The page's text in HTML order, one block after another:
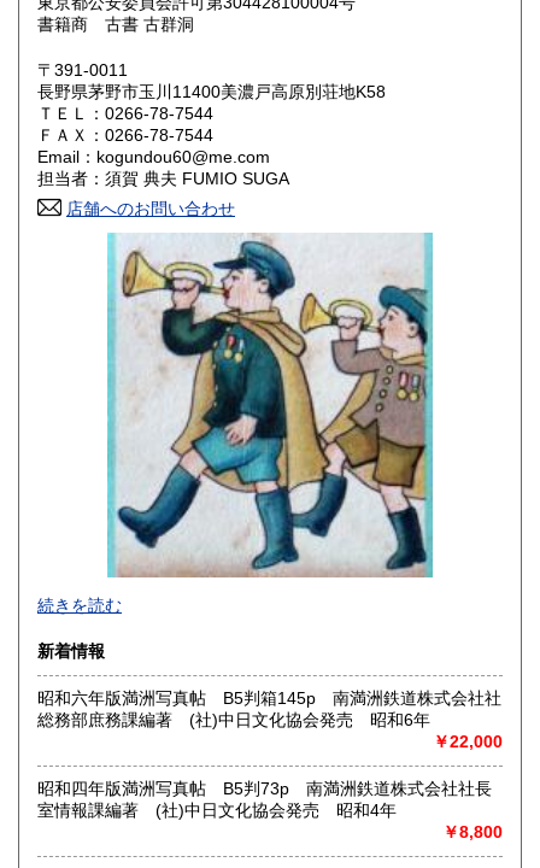
鳥取県
岡山県 430円 広島県
山口県 430円
香川県
430円 福岡県
430円 長崎県
430円 大分県
430円 鹿児島県
430円
書籍商 古書 古群洞
〒391-0011
長野県茅野市玉川11400美濃戸高原別荘地K58
ＴＥＬ：0266-78-7544
ＦＡＸ：0266-78-7544
Email：kogundou60@me.com
担当者：須賀 典夫 FUMIO SUGA
店舗へのお問い合わせ
2026年で創業45年目になります。
沿線名：(無店舗)
最寄駅：(無店舗)
営業時間：10:00〜18:00
書籍の買取について
続きを読む
新着情報
昭和六年版満洲写真帖 B5判箱145p 南満洲鉄道株式会社社
総務部庶務課編著 (社)中日文化協会発売 昭和6年
￥22,000
昭和四年版満洲写真帖 B5判73p 南満洲鉄道株式会社社長
室情報課編著 (社)中日文化協会発売 昭和4年
￥8,800